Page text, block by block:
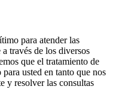
para atender las
través de los diversos
que el tratamiento de
usted en tanto que nos
y resolver las consultas